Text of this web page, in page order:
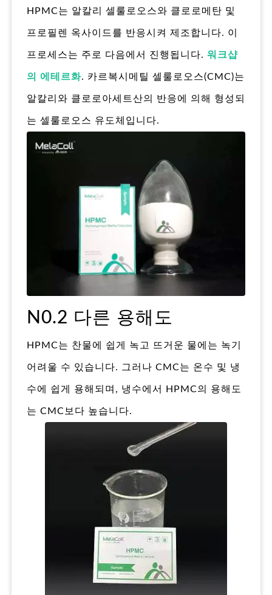
HPMC는 알칼리 셀룰로오스와 클로로메탄 및
프로필렌 옥사이드를 반응시켜 제조합니다. 이
프로세스는 주로 다음에서 진행됩니다. 워크샵
의 에테르화. 카르복시메틸 셀룰로오스(CMC)는
알칼리와 클로로아세트산의 반응에 의해 형성되
는 셀룰로오스 유도체입니다.
N0.2 다른 용해도
HPMC는 찬물에 쉽게 녹고 뜨거운 물에는 녹기
어려울 수 있습니다. 그러나 CMC는 온수 및 냉
수에 쉽게 용해되며, 냉수에서 HPMC의 용해도
는 CMC보다 높습니다.